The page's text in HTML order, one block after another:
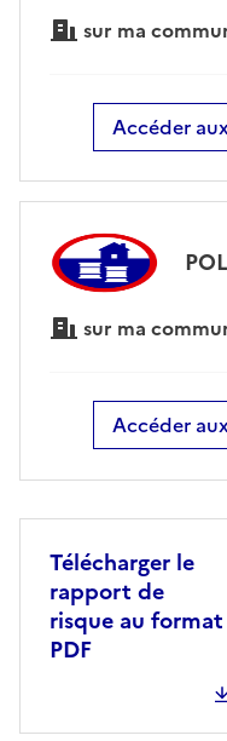
sur ma
Accéder
sur ma
Accéder
Télécharger le
rapport de
risque au format
PDF